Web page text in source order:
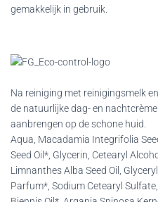
gemakkelijk in gebruik.
Na reiniging met reinigingsmelk
de natuurlijke dag- en nachtcrème
aanbrengen op de schone huid.
Aqua, Macadamia Integrifolia
Seed Oil*, Glycerin, Cetearyl
Limnanthes Alba Seed Oil,
Parfum*, Sodium Cetearyl